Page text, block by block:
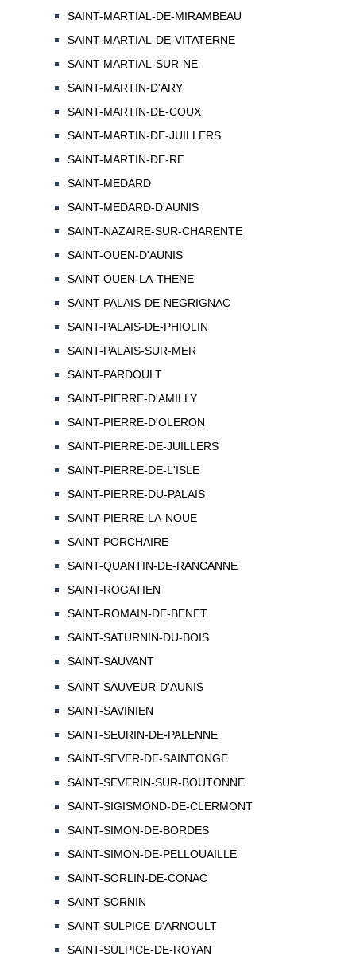
SAINT-MARTIAL-DE-MIRAMBEAU
SAINT-MARTIAL-DE-VITATERNE
SAINT-MARTIAL-SUR-NE
SAINT-MARTIN-D'ARY
SAINT-MARTIN-DE-COUX
SAINT-MARTIN-DE-JUILLERS
SAINT-MARTIN-DE-RE
SAINT-MEDARD
SAINT-MEDARD-D'AUNIS
SAINT-NAZAIRE-SUR-CHARENTE
SAINT-OUEN-D'AUNIS
SAINT-OUEN-LA-THENE
SAINT-PALAIS-DE-NEGRIGNAC
SAINT-PALAIS-DE-PHIOLIN
SAINT-PALAIS-SUR-MER
SAINT-PARDOULT
SAINT-PIERRE-D'AMILLY
SAINT-PIERRE-D'OLERON
SAINT-PIERRE-DE-JUILLERS
SAINT-PIERRE-DE-L'ISLE
SAINT-PIERRE-DU-PALAIS
SAINT-PIERRE-LA-NOUE
SAINT-PORCHAIRE
SAINT-QUANTIN-DE-RANCANNE
SAINT-ROGATIEN
SAINT-ROMAIN-DE-BENET
SAINT-SATURNIN-DU-BOIS
SAINT-SAUVANT
SAINT-SAUVEUR-D'AUNIS
SAINT-SAVINIEN
SAINT-SEURIN-DE-PALENNE
SAINT-SEVER-DE-SAINTONGE
SAINT-SEVERIN-SUR-BOUTONNE
SAINT-SIGISMOND-DE-CLERMONT
SAINT-SIMON-DE-BORDES
SAINT-SIMON-DE-PELLOUAILLE
SAINT-SORLIN-DE-CONAC
SAINT-SORNIN
SAINT-SULPICE-D'ARNOULT
SAINT-SULPICE-DE-ROYAN